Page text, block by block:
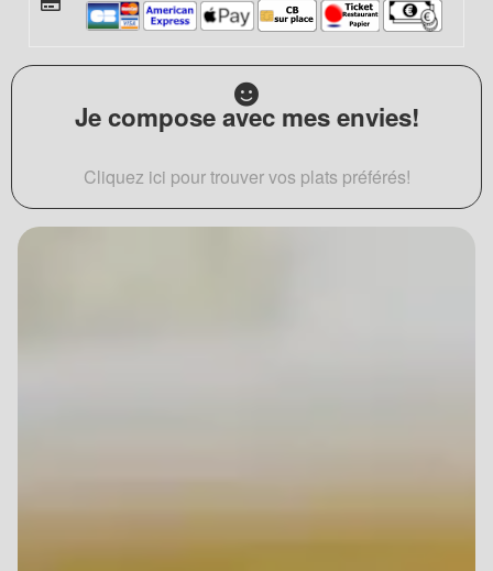
Je compose avec mes envies!
Cliquez ici pour trouver vos plats préférés!